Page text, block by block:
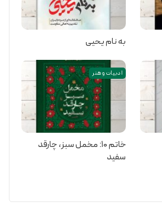
به نام یحیی
ادبیات و هنر
خاتم ۱۰: مخمل سبز،‌ چارقد
سفید